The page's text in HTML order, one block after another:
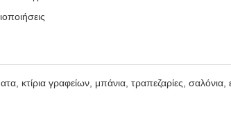
κτίρια γραφείων, μπάνια, τραπεζαρίες,